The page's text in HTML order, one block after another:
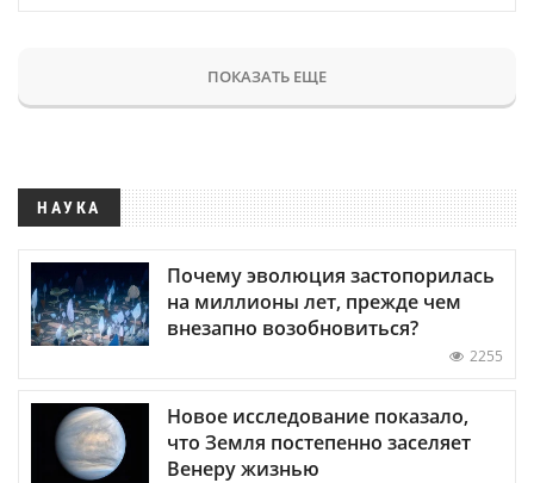
ПОКАЗАТЬ ЕЩЕ
НАУКА
Почему эволюция застопорилась
на миллионы лет, прежде чем
внезапно возобновиться?
2255
Новое исследование показало,
что Земля постепенно заселяет
Венеру жизнью